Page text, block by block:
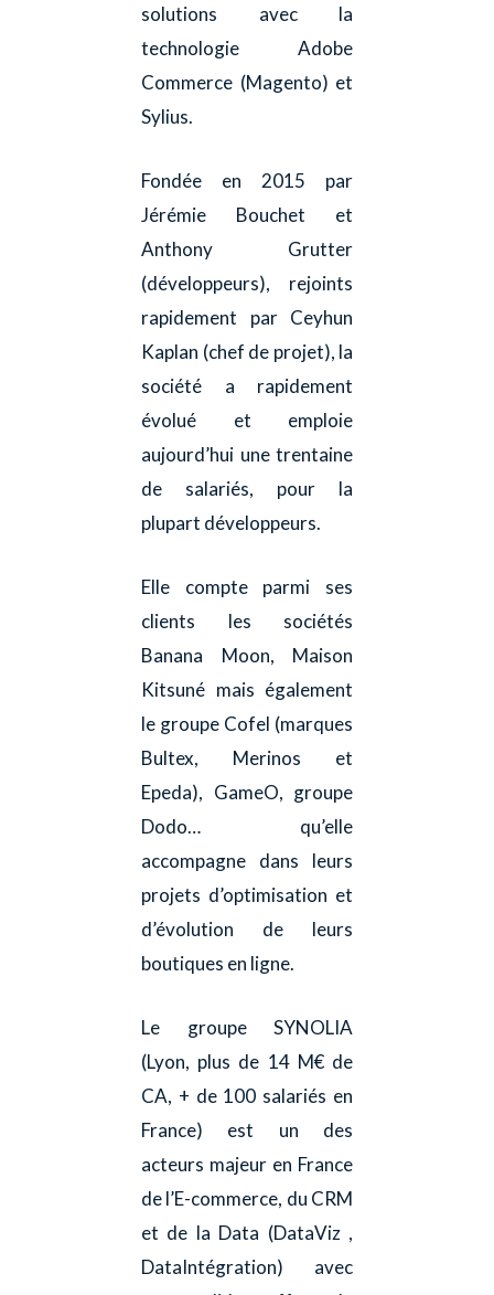
solutions avec la
technologie Adobe
Commerce (Magento) et
Sylius.
Fondée en 2015 par
Jérémie Bouchet et
Anthony Grutter
(développeurs), rejoints
rapidement par Ceyhun
Kaplan (chef de projet), la
société a rapidement
évolué et emploie
aujourd’hui une trentaine
de salariés, pour la
plupart développeurs.
Elle compte parmi ses
clients les sociétés
Banana Moon, Maison
Kitsuné mais également
le groupe Cofel (marques
Bultex, Merinos et
Epeda), GameO, groupe
Dodo… qu’elle
accompagne dans leurs
projets d’optimisation et
d’évolution de leurs
boutiques en ligne.
Le groupe SYNOLIA
(Lyon, plus de 14 M€ de
CA, + de 100 salariés en
France) est un des
acteurs majeur en France
de l’E-commerce, du CRM
et de la Data (DataViz ,
DataIntégration) avec